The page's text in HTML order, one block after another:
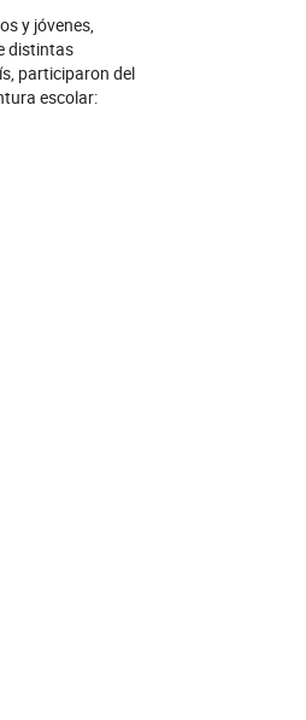
y jóvenes,
distintas
participaron del
escolar: